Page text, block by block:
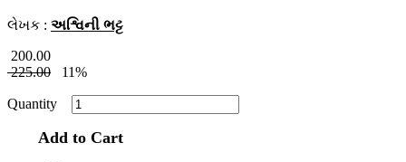
લેખક : અશ્વિની ભટ્ટ
200.00
225.00
11%
Quantity
Add to Cart